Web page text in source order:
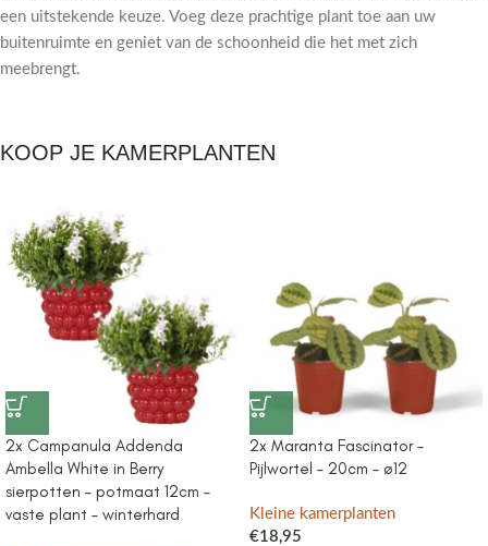
een uitstekende keuze. Voeg deze prachtige plant toe aan uw
buitenruimte en geniet van de schoonheid die het met zich
meebrengt.
KOOP JE KAMERPLANTEN
2x Campanula Addenda
Ambella White in Berry
sierpotten – potmaat 12cm –
vaste plant – winterhard
2x Maranta Fascinator –
Pijlwortel – 20cm – ø12
Kleine kamerplanten
€18,95